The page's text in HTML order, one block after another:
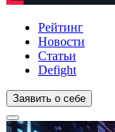
Рейтинг
Новости
Статьи
Defight
Заявить о себе